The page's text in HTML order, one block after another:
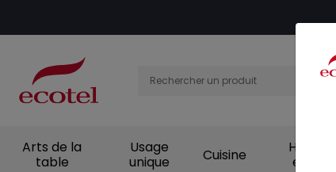
Arts de la
table
Usage
unique
Cuisine
Hygiène